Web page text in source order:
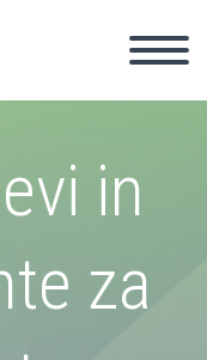
in
za